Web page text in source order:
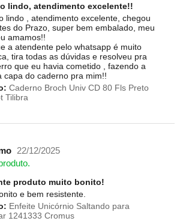
lindo, atendimento excelente!!
lindo , atendimento excelente, chegou
do Prazo, super bem embalado, meu
amamos!!
a atendente pelo whatsapp é muito
tira todas as dúvidas e resolveu pra
que eu havia cometido , fazendo a
capa do caderno pra mim!!
Caderno Broch Univ CD 80 Fls Preto
Tilibra
22/12/2025
produto muito bonito!
e bem resistente.
Enfeite Unicórnio Saltando para
1241333 Cromus